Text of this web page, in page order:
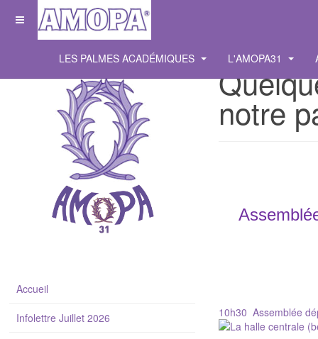
LES PALMES ACADÉMIQUES L'AMOPA31
notre
10h30 Assemblée
Accueil
Infolettre Juillet 2026